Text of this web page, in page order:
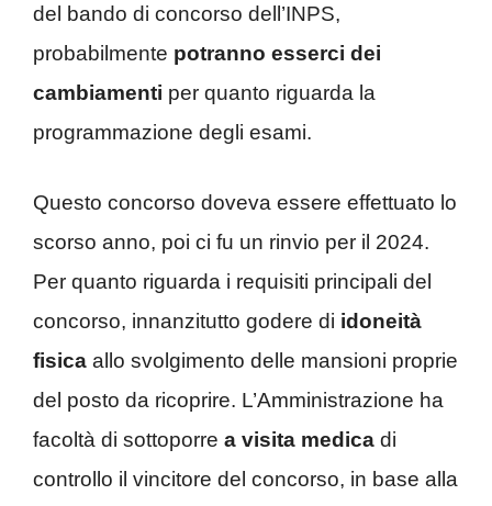
del bando di concorso dell’INPS,
probabilmente potranno esserci dei
cambiamenti per quanto riguarda la
programmazione degli esami.
Questo concorso doveva essere effettuato lo
scorso anno, poi ci fu un rinvio per il 2024.
Per quanto riguarda i requisiti principali del
concorso, innanzitutto godere di idoneità
fisica allo svolgimento delle mansioni proprie
del posto da ricoprire. L’Amministrazione ha
facoltà di sottoporre a visita medica di
controllo il vincitore del concorso, in base alla